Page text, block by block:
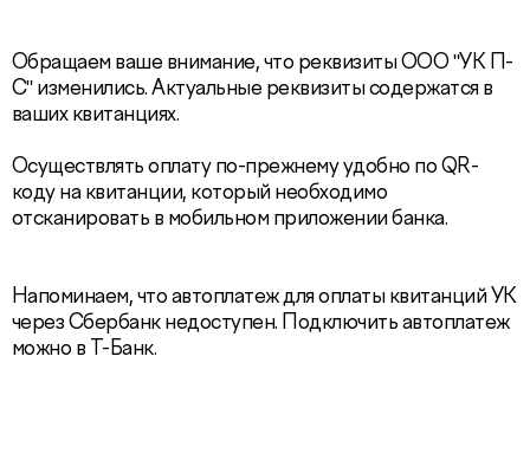
Обращаем ваше внимание, что реквизиты ООО "УК П-
С" изменились. Актуальные реквизиты содержатся в
ваших квитанциях.
Осуществлять оплату по-прежнему удобно по QR-
коду на квитанции, который необходимо
отсканировать в мобильном приложении банка.
Напоминаем, что автоплатеж для оплаты квитанций УК
через Сбербанк недоступен. Подключить автоплатеж
можно в Т-Банк.